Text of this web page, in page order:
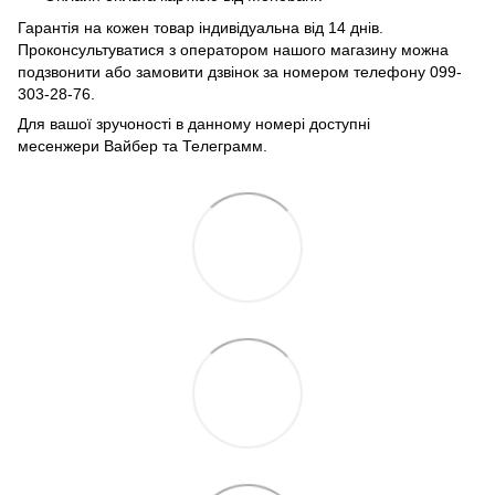
Гарантія на кожен товар індивідуальна від 14 днів.
Проконсультуватися з оператором нашого магазину можна
подзвонити або замовити дзвінок за номером телефону 099-
303-28-76.
Для вашої зручоності в данному номері доступні
месенжери Вайбер та Телеграмм.